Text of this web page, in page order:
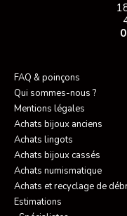
FAQ & poinçons
Qui sommes-nous ?
Mentions légales
Achats bijoux anciens
Achats lingots
Achats bijoux cassés
Achats numismatique
Achats et recyclage de
Estimations